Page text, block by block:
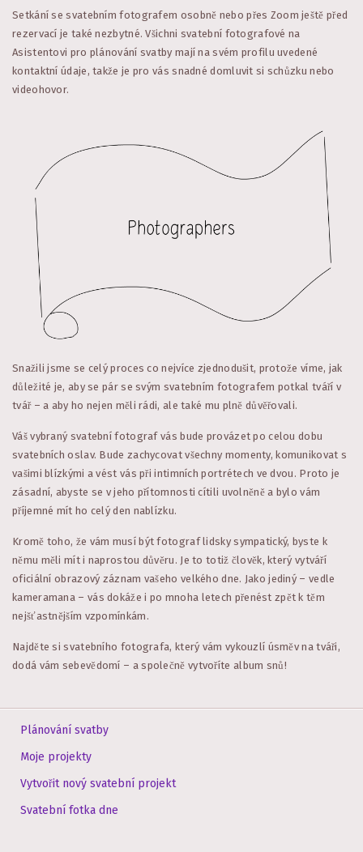
Setkání se svatebním fotografem osobně nebo přes Zoom ještě před
rezervací je také nezbytné. Všichni svatební fotografové na
Asistentovi pro plánování svatby mají na svém profilu uvedené
kontaktní údaje, takže je pro vás snadné domluvit si schůzku nebo
videohovor.
Snažili jsme se celý proces co nejvíce zjednodušit, protože víme, jak
důležité je, aby se pár se svým svatebním fotografem potkal tváří v
tvář – a aby ho nejen měli rádi, ale také mu plně důvěřovali.
Váš vybraný svatební fotograf vás bude provázet po celou dobu
svatebních oslav. Bude zachycovat všechny momenty, komunikovat s
vašimi blízkými a vést vás při intimních portrétech ve dvou. Proto je
zásadní, abyste se v jeho přítomnosti cítili uvolněně a bylo vám
příjemné mít ho celý den nablízku.
Kromě toho, že vám musí být fotograf lidsky sympatický, byste k
němu měli mít i naprostou důvěru. Je to totiž člověk, který vytváří
oficiální obrazový záznam vašeho velkého dne. Jako jediný – vedle
kameramana – vás dokáže i po mnoha letech přenést zpět k těm
nejšťastnějším vzpomínkám.
Najděte si svatebního fotografa, který vám vykouzlí úsměv na tváři,
dodá vám sebevědomí – a společně vytvoříte album snů!
Plánování svatby
Moje projekty
Vytvořit nový svatební projekt
Svatební fotka dne